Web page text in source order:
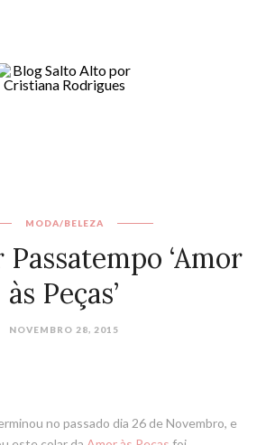
MODA/BELEZA
‘Amor
às Peças’
NOVEMBRO 28, 2015
no passado dia 26 de Novembro, e